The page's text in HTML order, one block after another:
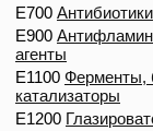
E700 Антибиотики
E900
агенты
E1100 Ферменты,
катализаторы
E1200